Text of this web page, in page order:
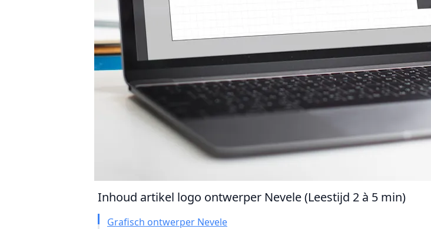
Inhoud artikel logo ontwerper Nevele (Leestijd 2 à 5 min)
Grafisch ontwerper Nevele